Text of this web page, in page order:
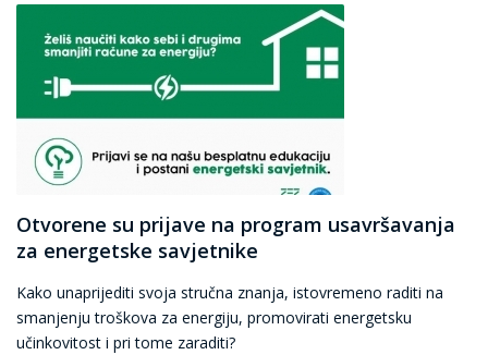
Otvorene su prijave na program usavršavanja
za energetske savjetnike
Kako unaprijediti svoja stručna znanja, istovremeno raditi na
smanjenju troškova za energiju, promovirati energetsku
učinkovitost i pri tome zaraditi?